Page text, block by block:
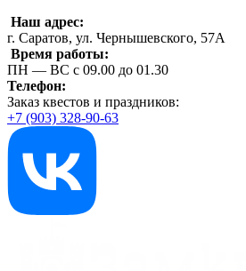
Наш адрес:
г. Саратов, ул. Чернышевского, 57А
Время работы:
ПН — ВС с 09.00 до 01.30
Телефон:
Заказ квестов и праздников:
+7 (903) 328-90-63